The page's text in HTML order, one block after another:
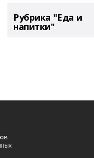
Рубрика "Еда и
напитки"